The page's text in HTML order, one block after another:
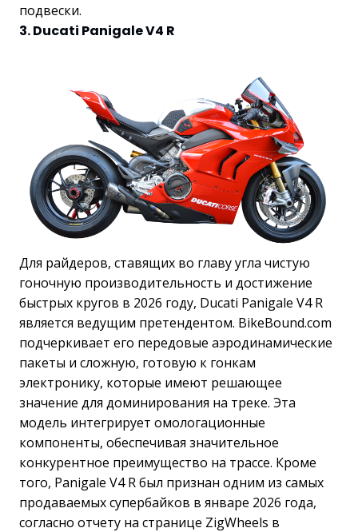
подвески.
3. Ducati Panigale V4 R
Для райдеров, ставящих во главу угла чистую
гоночную производительность и достижение
быстрых кругов в 2026 году, Ducati Panigale V4 R
является ведущим претендентом. BikeBound.com
подчеркивает его передовые аэродинамические
пакеты и сложную, готовую к гонкам
электронику, которые имеют решающее
значение для доминирования на треке. Эта
модель интегрирует омологационные
компоненты, обеспечивая значительное
конкурентное преимущество на трассе. Кроме
того, Panigale V4 R был признан одним из самых
продаваемых супербайков в январе 2026 года,
согласно отчету на странице ZigWheels в